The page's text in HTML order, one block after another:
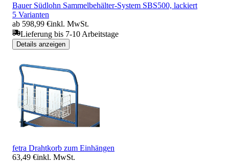
Bauer Südlohn Sammelbehälter-System SBS500, lackiert
5 Varianten
ab 598,99 €inkl. MwSt.
Lieferung bis 7-10 Arbeitstage
Details anzeigen
fetra Drahtkorb zum Einhängen
63,49 €inkl. MwSt.